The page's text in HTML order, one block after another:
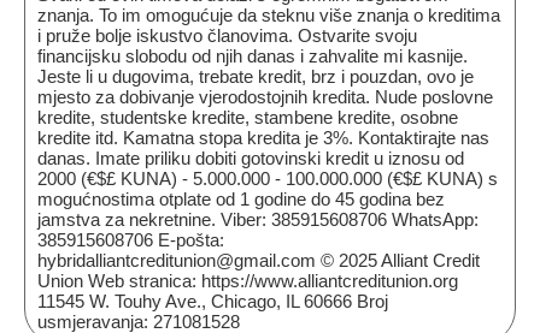
znanja. To im omogućuje da steknu više znanja o kreditima
i pruže bolje iskustvo članovima. Ostvarite svoju
financijsku slobodu od njih danas i zahvalite mi kasnije.
Jeste li u dugovima, trebate kredit, brz i pouzdan, ovo je
mjesto za dobivanje vjerodostojnih kredita. Nude poslovne
kredite, studentske kredite, stambene kredite, osobne
kredite itd. Kamatna stopa kredita je 3%. Kontaktirajte nas
danas. Imate priliku dobiti gotovinski kredit u iznosu od
2000 (€$£ KUNA) - 5.000.000 - 100.000.000 (€$£ KUNA) s
mogućnostima otplate od 1 godine do 45 godina bez
jamstva za nekretnine. Viber: 385915608706 WhatsApp:
385915608706 E-pošta:
hybridalliantcreditunion@gmail.com © 2025 Alliant Credit
Union Web stranica: https://www.alliantcreditunion.org
11545 W. Touhy Ave., Chicago, IL 60666 Broj
usmjeravanja: 271081528